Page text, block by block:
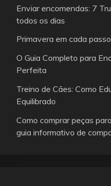
Enviar encomendas: 7
todos os dias
Primavera em cada
O Guia Completo para
Perfeita
Treino de Cães: Como
Equilibrado
Como comprar peças
guia informativo de